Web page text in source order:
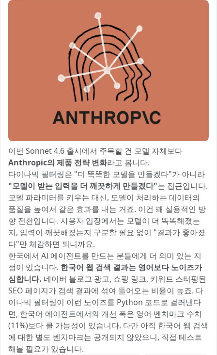
이번 Sonnet 4.6 출시에서 주목할 건 모델 자체보다
Anthropic의 제품 전략 변화라고 봅니다.
다이나믹 필터링은 "더 똑똑한 모델을 만들겠다"가 아니라
"모델이 받는 입력을 더 깨끗하게 만들겠다"는 접근입니다.
모델 파라미터를 키우는 대신, 모델이 처리하는 데이터의
품질을 높여서 같은 효과를 내는 거죠. 이건 꽤 실용적인 방
향 전환입니다. 사용자 입장에서는 모델이 더 똑똑해졌는
지, 입력이 깨끗해졌는지 구분할 필요 없이 "결과가 좋아졌
다"만 체감하면 되니까요.
한국에서 AI 에이전트를 만드는 분들에게 더 의미 있는 지
점이 있습니다. 한국어 웹 검색 결과는 영어보다 노이즈가
심합니다. 네이버 블로그 광고, 쇼핑 링크, 키워드 스터핑된
SEO 페이지가 검색 결과에 섞여 들어오는 비율이 높죠. 다
이나믹 필터링이 이런 노이즈를 Python 코드로 걸러낸다
면, 한국어 에이전트에서의 개선 폭은 영어 벤치마크 수치
(11%)보다 클 가능성이 있습니다. 다만 아직 한국어 웹 검색
에 대한 별도 벤치마크는 공개되지 않았으니, 직접 테스트
해볼 필요가 있습니다.